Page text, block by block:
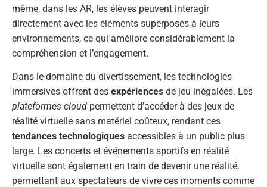
même, dans les AR, les élèves peuvent interagir
directement avec les éléments superposés à leurs
environnements, ce qui améliore considérablement la
compréhension et l’engagement.
Dans le domaine du divertissement, les technologies
immersives offrent des expériences de jeu inégalées. Les
plateformes cloud permettent d’accéder à des jeux de
réalité virtuelle sans matériel coûteux, rendant ces
tendances technologiques accessibles à un public plus
large. Les concerts et événements sportifs en réalité
virtuelle sont également en train de devenir une réalité,
permettant aux spectateurs de vivre ces moments comme